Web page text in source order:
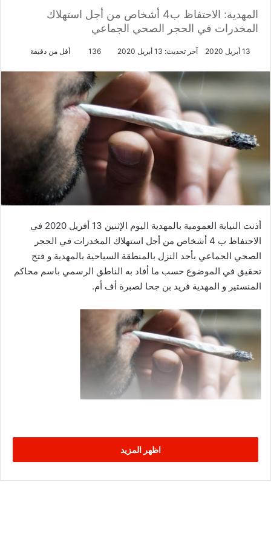
المهدية: الاحتفاظ ب4 أشخاص من أجل استهلاك
المخدرات في الحجر الصحي الجماعي
13 أبريل 2020 آخر تحديث: 13 أبريل 2020 136 أقل من دقيقة
أذنت النيابة العمومية بالمهدية اليوم الإثنين 13 أفريل 2020 في
الاحتفاظ ب 4 أشخاص من أجل استهلاك المخدرات في الحجر
الصحي الجماعي بأحد النزل بالمنطقة السياحية بالمهدية و فتح
تحقيق في الموضوع حسب ما أفاد به الناطق الرسمي باسم محاكم
المنستير و المهدية فريد بن جحا لصبرة أف أم.
اظهر المزيد